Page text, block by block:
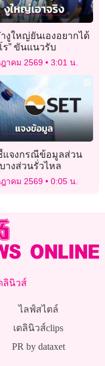
งูใหญ่ยันเองอยากได้
ร” ขันแนวรับ
าคม 2569 3:01 น.
แจงกรณีข้อมูลส่วน
างส่วนรั่วไหล
าคม 2569 0:05 น.
ลินิวส์
ไลฟ์สไตล์
เดลินิวส์clips
PR by dataxet